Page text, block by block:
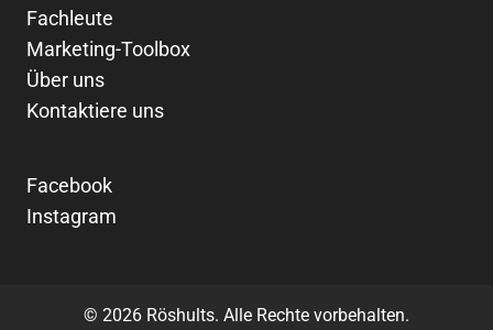
Fachleute
Marketing-Toolbox
Über uns
Kontaktiere uns
Facebook
Instagram
© 2026 Röshults. Alle Rechte vorbehalten.